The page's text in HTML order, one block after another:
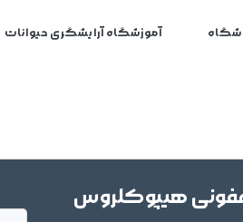
آموزشگاه آرایشگری حیوانات
هیپوکلروس